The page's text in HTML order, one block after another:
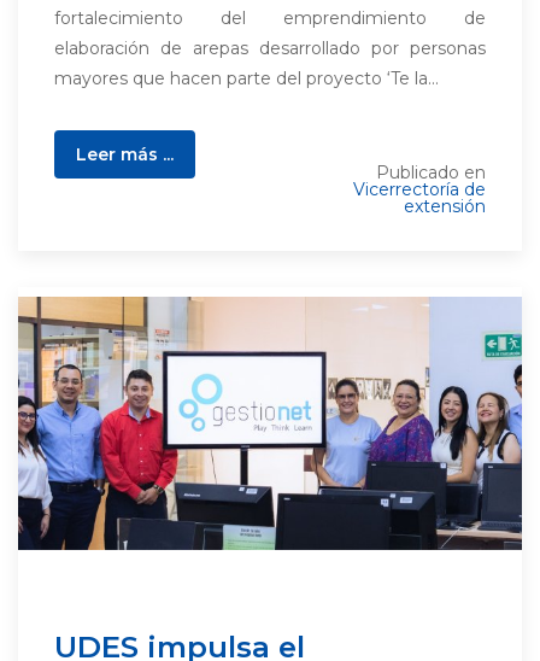
fortalecimiento del emprendimiento de
elaboración de arepas desarrollado por personas
mayores que hacen parte del proyecto ‘Te la...
Leer más ...
Publicado en
Vicerrectoría de
extensión
UDES impulsa el